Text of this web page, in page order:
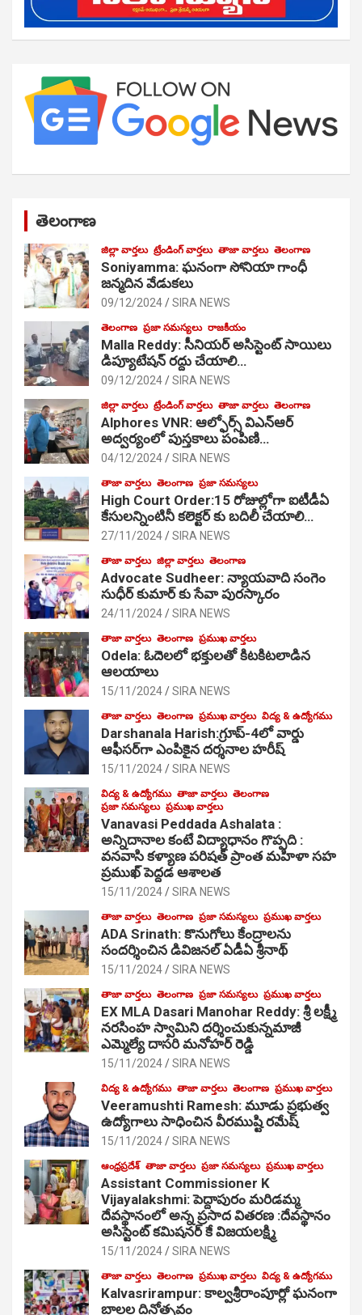
తెలంగాణ
జిల్లా వార్తలు ట్రేండింగ్ వార్తలు తాజా వార్తలు తెలంగాణ
Soniyamma: ఘ‌నంగా సోనియా గాంధీ
జ‌న్మ‌దిన వేడుక‌లు
09/12/2024 SIRA NEWS
తెలంగాణ ప్రజా సమస్యలు రాజకీయం
Malla Reddy: సీనియర్ అసిస్టెంట్ సాయిలు
డిప్యూటేషన్ రద్దు చేయాలి…
09/12/2024 SIRA NEWS
జిల్లా వార్తలు ట్రేండింగ్ వార్తలు తాజా వార్తలు తెలంగాణ
Alphores VNR: ఆల్ఫోర్స్ విఎన్ఆర్
అద్వర్యంలో పుస్తకాలు పంపిణి…
04/12/2024 SIRA NEWS
తాజా వార్తలు తెలంగాణ ప్రజా సమస్యలు
High Court Order:15 రోజుల్లోగా ఐటీడీఏ
కేసులన్నింటినీ కలెక్టర్ కు బదిలీ చేయాలి…
27/11/2024 SIRA NEWS
తాజా వార్తలు జిల్లా వార్తలు తెలంగాణ
Advocate Sudheer: న్యాయవాది సంగెం
సుధీర్ కుమార్ కు సేవా పురస్కారం
24/11/2024 SIRA NEWS
తాజా వార్తలు తెలంగాణ ప్రముఖ వార్తలు
Odela: ఓదెల‌లో భక్తులతో కిటకిటలాడిన
ఆల‌యాలు
15/11/2024 SIRA NEWS
తాజా వార్తలు తెలంగాణ ప్రముఖ వార్తలు విద్య & ఉద్యోగము
Darshanala Harish:గ్రూప్-4లో వార్డు
ఆఫీసర్‌గా ఎంపికైన దర్శనాల హరీష్
15/11/2024 SIRA NEWS
విద్య & ఉద్యోగము తాజా వార్తలు తెలంగాణ
ప్రజా సమస్యలు ప్రముఖ వార్తలు
Vanavasi Peddada Ashalata :
అన్నిదానాల కంటే విద్యాధానం గొప్పది :
వనవాసి కళ్యాణ పరిషత్ ప్రాంత మహిళా సహ
ప్రముఖ్ పెద్దడ ఆశాలత
15/11/2024 SIRA NEWS
తాజా వార్తలు తెలంగాణ ప్రజా సమస్యలు ప్రముఖ వార్తలు
ADA Srinath: కొనుగోలు కేంద్రాల‌ను
సంద‌ర్శించిన డివిజనల్ ఏడీఏ శ్రీనాథ్
15/11/2024 SIRA NEWS
తాజా వార్తలు తెలంగాణ ప్రజా సమస్యలు ప్రముఖ వార్తలు
EX MLA Dasari Manohar Reddy: శ్రీ లక్ష్మీ
నరసింహ స్వామిని దర్శించుకున్నమాజీ
ఎమ్మెల్యే దాసరి మనోహర్ రెడ్డి
15/11/2024 SIRA NEWS
విద్య & ఉద్యోగము తాజా వార్తలు తెలంగాణ ప్రముఖ వార్తలు
Veeramushti Ramesh: మూడు ప్రభుత్వ
ఉద్యోగాలు సాధించిన వీరముష్టి రమేష్
15/11/2024 SIRA NEWS
ఆంధ్రప్రదేశ్ తాజా వార్తలు ప్రజా సమస్యలు ప్రముఖ వార్తలు
Assistant Commissioner K
Vijayalakshmi: పెద్దాపురం మరిడమ్మ
దేవస్థానంలో అన్న ప్రసాద వితరణ :దేవస్థానం
అసిస్టెంట్ కమిషనర్ కే విజయలక్ష్మి
15/11/2024 SIRA NEWS
తాజా వార్తలు తెలంగాణ ప్రముఖ వార్తలు విద్య & ఉద్యోగము
Kalvasrirampur: కాల్వశ్రీరాంపూర్లో ఘనంగా
బాలల దినోత్సవం